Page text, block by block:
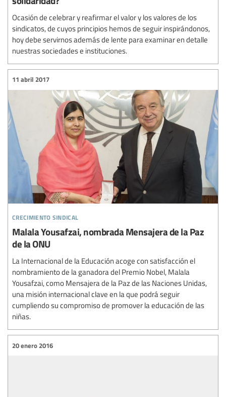
Ocasión de celebrar y reafirmar el valor y los valores de los
sindicatos, de cuyos principios hemos de seguir inspirándonos,
hoy debe servirnos además de lente para examinar en detalle
nuestras sociedades e instituciones.
crecimiento sindical
11 abril 2017
Malala Yousafzai, nombrada Mensajera de la Paz
de la ONU
La Internacional de la Educación acoge con satisfacción el
nombramiento de la ganadora del Premio Nobel, Malala
Yousafzai, como Mensajera de la Paz de las Naciones Unidas,
una misión internacional clave en la que podrá seguir
cumpliendo su compromiso de promover la educación de las
niñas.
20 enero 2016